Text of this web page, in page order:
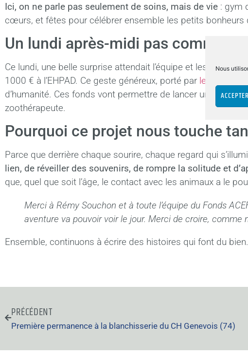
Nous
Ici, on ne parle pas seulement de soins, mais de vie : gym
cœurs, et fêtes pour célébrer ensemble les petits bonheurs
Un lundi après-midi pas comme
Ce lundi, une belle surprise attendait l’équipe et les
1000 € à l’EHPAD. Ce geste généreux, porté par le Fonds
d’humanité. Ces fonds vont permettre de lancer un projet
zoothérapeute.
Pourquoi ce projet nous touche
Parce que derrière chaque sourire, chaque regard qui
lien, de réveiller des souvenirs, de rompre la solitude et
que, quel que soit l’âge, le contact avec les animaux a le
Merci à Rémy Souchon et à toute l’équipe du Fonds
aventure va pouvoir voir le jour. Merci de croire,
Ensemble, continuons à écrire des histoires qui font du bien.
PRÉCÉDENT
Première permanence à la blanchisserie du CH Genevois (74)